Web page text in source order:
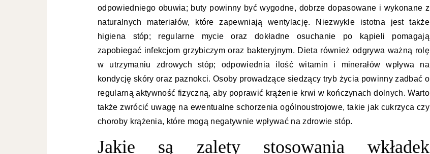
odpowiedniego obuwia; buty powinny być wygodne, dobrze dopasowane i wykonane z
naturalnych materiałów, które zapewniają wentylację. Niezwykle istotna jest także
higiena stóp; regularne mycie oraz dokładne osuchanie po kąpieli pomagają
zapobiegać infekcjom grzybiczym oraz bakteryjnym. Dieta również odgrywa ważną rolę
w utrzymaniu zdrowych stóp; odpowiednia ilość witamin i minerałów wpływa na
kondycję skóry oraz paznokci. Osoby prowadzące siedzący tryb życia powinny zadbać o
regularną aktywność fizyczną, aby poprawić krążenie krwi w kończynach dolnych. Warto
także zwrócić uwagę na ewentualne schorzenia ogólnoustrojowe, takie jak cukrzyca czy
choroby krążenia, które mogą negatywnie wpływać na zdrowie stóp.
Jakie są zalety stosowania wkładek